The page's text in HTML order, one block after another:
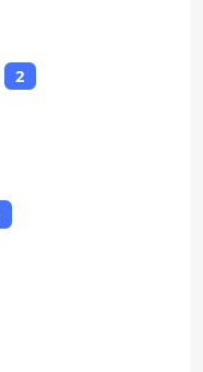
2